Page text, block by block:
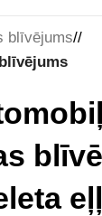
blīvējums/